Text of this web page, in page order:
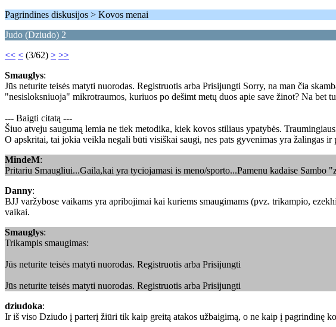
Pagrindines diskusijos > Kovos menai
Judo (Dziudo) 2
<< < (3/62) > >>
Smauglys:
Jūs neturite teisės matyti nuorodas. Registruotis arba Prisijungti Sorry, na man čia
"nesisloksniuoja" mikrotraumos, kuriuos po dešimt metų duos apie save žinot? Na
--- Baigti citatą ---
Šiuo atveju saugumą lemia ne tiek metodika, kiek kovos stiliaus ypatybės.
O apskritai, tai jokia veikla negali būti visiškai saugi, nes pats gyvenimas yra žalingas ir
MindeM:
Pritariu Smaugliui...Gaila,kai yra tyciojamasi is meno/sporto...Pamenu kadaise
Danny:
BJJ varžybose vaikams yra apribojimai kai kuriems smaugimams (pvz. trikampio,
vaikai.
Smauglys:
Trikampis smaugimas:
Jūs neturite teisės matyti nuorodas. Registruotis arba Prisijungti
Jūs neturite teisės matyti nuorodas. Registruotis arba Prisijungti
dziudoka:
Ir iš viso Dziudo į parterį žiūri tik kaip greitą atakos užbaigimą, o ne kaip į pagrindinę